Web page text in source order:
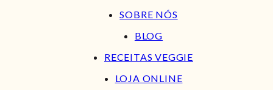
SOBRE NÓS
BLOG
RECEITAS VEGGIE
LOJA ONLINE